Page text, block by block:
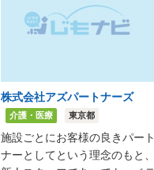
株式会社アズパートナーズ
介護・医療 東京都
施設ごとにお客様の良きパート
ナーとしてという理念のもと、